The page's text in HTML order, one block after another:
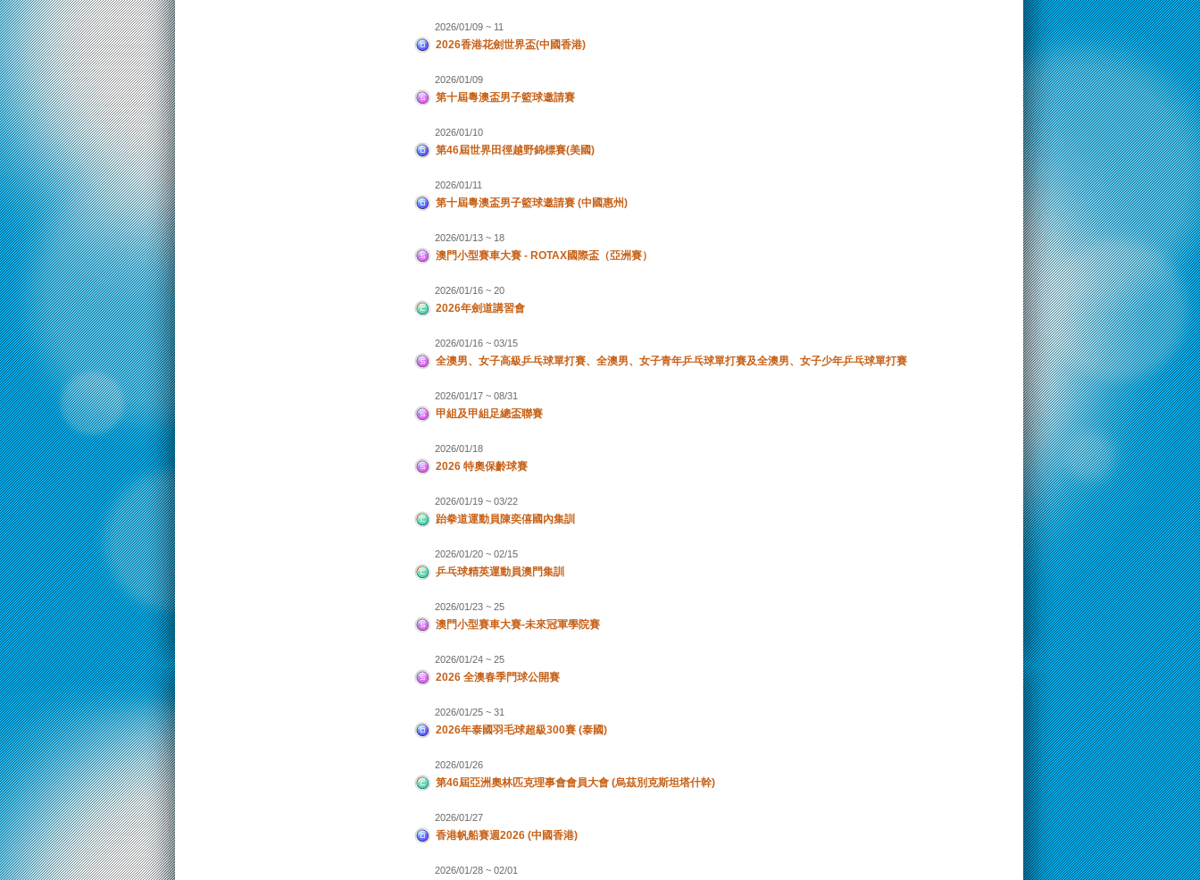
2026/01/09 ~ 11
2026香港花劍世界盃(中國香港)
2026/01/09
第十屆粵澳盃男子籃球邀請賽
2026/01/10
第46屆世界田徑越野錦標賽(美國)
2026/01/11
第十屆粵澳盃男子籃球邀請賽 (中國惠州)
2026/01/13 ~ 18
澳門小型賽車大賽 - ROTAX國際盃（亞洲賽）
2026/01/16 ~ 20
2026年劍道講習會
2026/01/16 ~ 03/15
全澳男、女子高級乒乓球單打賽、全澳男、女子青年乒乓球單打賽及全澳男、女子少年乒乓球單打賽
2026/01/17 ~ 08/31
甲組及甲組足總盃聯賽
2026/01/18
2026 特奧保齡球賽
2026/01/19 ~ 03/22
跆拳道運動員陳奕僖國內集訓
2026/01/20 ~ 02/15
乒乓球精英運動員澳門集訓
2026/01/23 ~ 25
澳門小型賽車大賽-未來冠軍學院賽
2026/01/24 ~ 25
2026 全澳春季門球公開賽
2026/01/25 ~ 31
2026年泰國羽毛球超級300賽 (泰國)
2026/01/26
第46屆亞洲奧林匹克理事會會員大會 (烏茲別克斯坦塔什幹)
2026/01/27
香港帆船賽週2026 (中國香港)
2026/01/28 ~ 02/01